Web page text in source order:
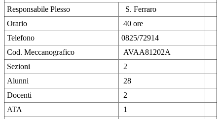
Responsabile Plesso
S. Ferraro
Orario
40 ore
Telefono
0825/72914
Cod. Meccanografico
AVAA81202A
Sezioni
2
Alunni
28
Docenti
2
ATA
1